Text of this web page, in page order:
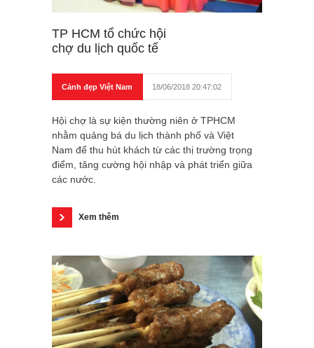
TP HCM tổ chức hội
chợ du lịch quốc tế
Cảnh đẹp Việt Nam 18/06/2018 20:47:02
Hội chợ là sự kiện thường niên ở TPHCM
nhằm quảng bá du lịch thành phố và Việt
Nam để thu hút khách từ các thị trường trọng
điểm, tăng cường hội nhập và phát triển giữa
các nước.
Xem thêm